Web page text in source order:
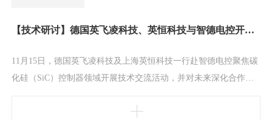
【技术研讨】德国英飞凌科技、英恒科技与智德电控开展技术交流
11月15日，德国英飞凌科技及上海英恒科技一行赴智德电控聚焦碳
化硅（SiC）控制器领域开展技术交流活动，并对未来深化合作达
心技术及预研项目，分享了公司在新能源驱动系统高效性、高稳定